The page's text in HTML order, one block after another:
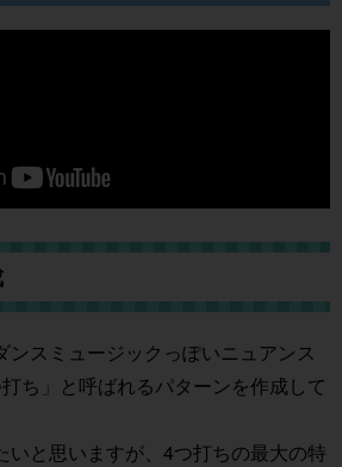
ンスミュージックっぽいニュアンス
ち」と呼ばれるパターンを作成して
いと思いますが、4つ打ちの最大の特